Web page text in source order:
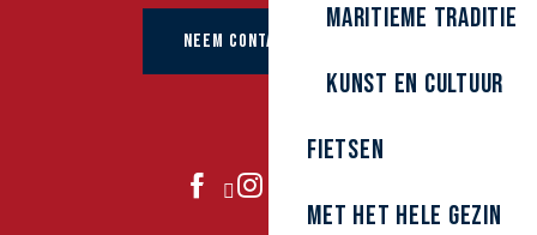
Maritieme traditie
kunst en cultuur
Fietsen
Met het hele gezin
NEEM CONTACT OP MET